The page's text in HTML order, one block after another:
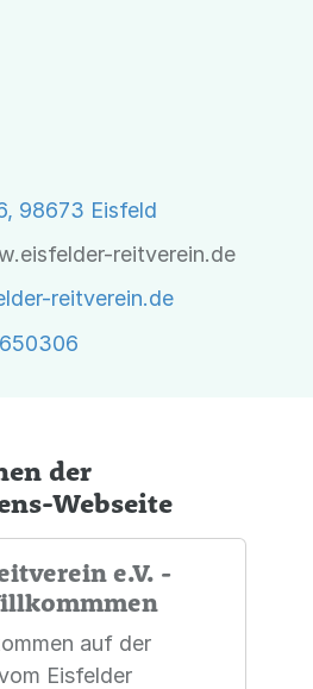
98673 Eisfeld
reitverein.de
reitverein.de
der
Webseite
e.V. -
auf der
Eisfelder